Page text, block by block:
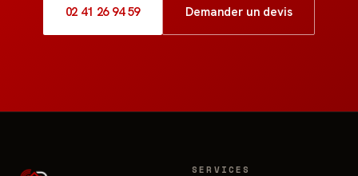
02 41 26 94 59 Demander un devis
SERVICES